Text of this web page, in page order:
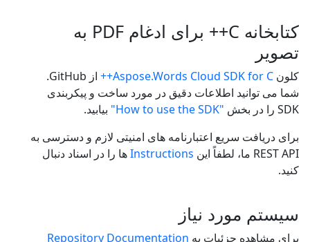
کتابخانه C++ برای ادغام PDF به
تصویر
کلون Aspose.Words Cloud SDK for C++
از GitHub.
شما می توانید اطلاعات دقیق در مورد ساخت و پیکربندی
SDK را در بخش
"How to use the SDK"
بیابید.
برای دریافت سریع اعتبارنامه های امنیتی لازم و دسترسی به
REST API ما، لطفاً این
Instructionsها را در اسناد دنبال
کنید.
سیستم مورد نیاز
برای مشاهده جزئیات به Repository Documentation